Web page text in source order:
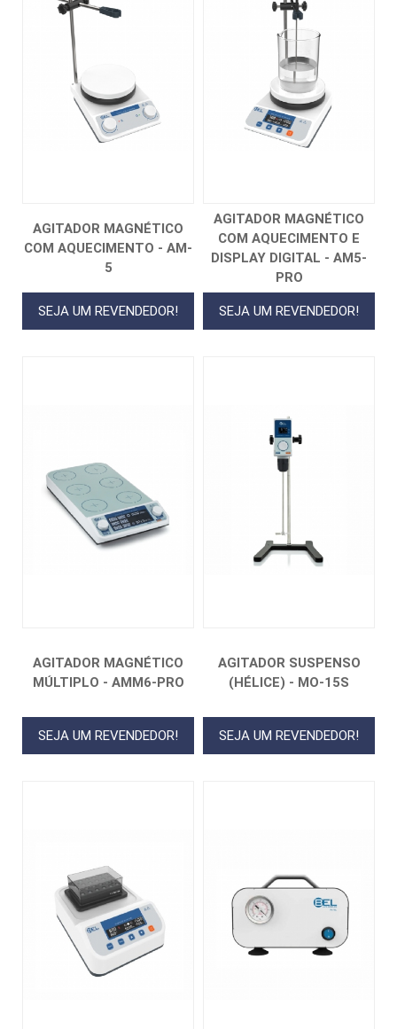
AGITADOR MAGNÉTICO
COM AQUECIMENTO - AM-
5
SEJA UM REVENDEDOR!
AGITADOR MAGNÉTICO
COM AQUECIMENTO E
DISPLAY DIGITAL - AM5-
PRO
SEJA UM REVENDEDOR!
AGITADOR MAGNÉTICO
MÚLTIPLO - AMM6-PRO
SEJA UM REVENDEDOR!
AGITADOR SUSPENSO
(HÉLICE) - MO-15S
SEJA UM REVENDEDOR!